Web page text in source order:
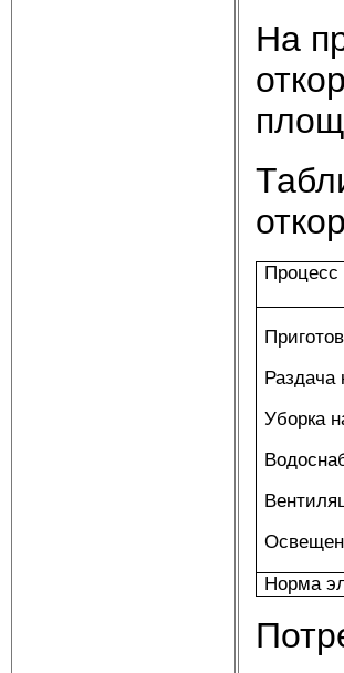
На
Процесс
Раздача
Уборка
Норма